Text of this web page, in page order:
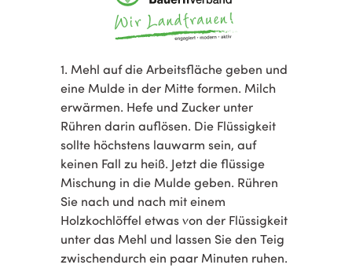
1. Mehl auf die Arbeitsfläche geben und
eine Mulde in der Mitte formen. Milch
erwärmen. Hefe und Zucker unter
Rühren darin auflösen. Die Flüssigkeit
sollte höchstens lauwarm sein, auf
keinen Fall zu heiß. Jetzt die flüssige
Mischung in die Mulde geben. Rühren
Sie nach und nach mit einem
Holzkochlöffel etwas von der Flüssigkeit
unter das Mehl und lassen Sie den Teig
zwischendurch ein paar Minuten ruhen.